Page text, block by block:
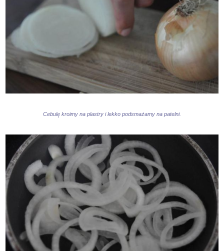
Cebulę kroimy na plastry i lekko podsmażamy na patelni.